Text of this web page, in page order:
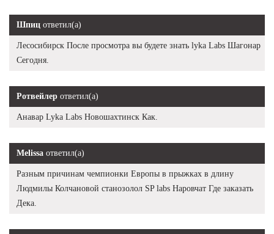
Шпиц ответил(а)
Лесосибирск После просмотра вы будете знать lyka Labs Шагонар
Сегодня.
Ротвейлер ответил(а)
Анавар Lyka Labs Новошахтинск Как.
Melissa ответил(а)
Разным причинам чемпионки Европы в прыжках в длину
Людмилы Колчановой станозолол SP labs Наровчат Где заказать
Дека.